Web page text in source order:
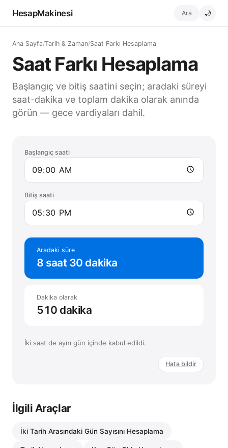
HesapMakinesi Ara 🌙
Ana Sayfa/Tarih & Zaman/Saat Farkı Hesaplama
Saat Farkı Hesaplama
Başlangıç ve bitiş saatini seçin; aradaki süreyi
saat-dakika ve toplam dakika olarak anında
görün — gece vardiyaları dahil.
Başlangıç saati
Bitiş saati
Aradaki süre
8 saat30 dakika
Dakika olarak
510 dakika
İki saat de aynı gün içinde kabul edildi.
Hata bildir
İlgili Araçlar
İki Tarih Arasındaki Gün Sayısını Hesaplama